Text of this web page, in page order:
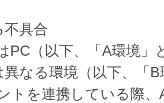
具合
PC（以下、「A環境」
なる環境（以下、「
トを連携している際、